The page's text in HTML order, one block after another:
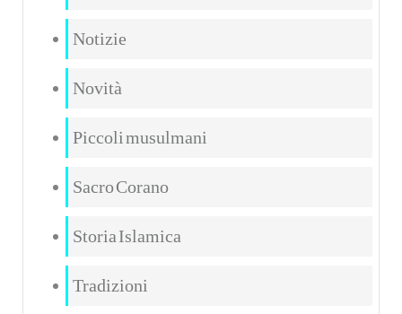
Notizie
Novità
Piccoli musulmani
Sacro Corano
Storia Islamica
Tradizioni